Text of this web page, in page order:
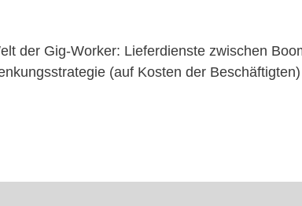
der Gig-Worker: Lieferdienste zwischen
(auf Kosten der Beschäftigten)